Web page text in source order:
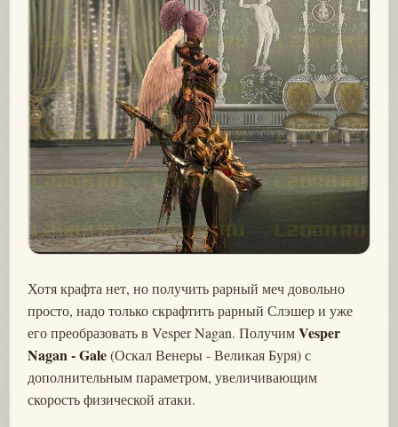
Хотя крафта нет, но получить рарный меч довольно
просто, надо только скрафтить рарный Слэшер и уже
его преобразовать в Vesper Nagan. ПолучимVesper
Nagan - Gale(Оскал Венеры - Великая Буря) с
дополнительным параметром, увеличивающим
скорость физической атаки.